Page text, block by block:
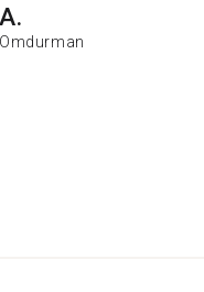
A.
Omdurman